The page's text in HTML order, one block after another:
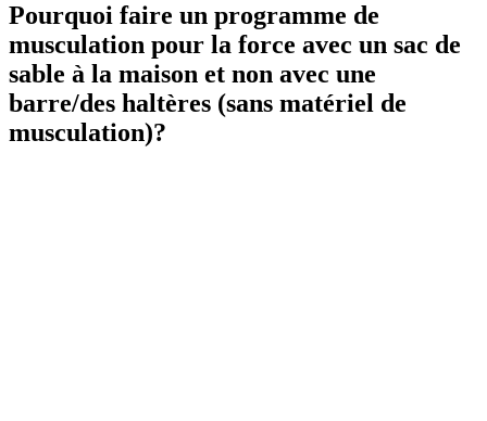
Pourquoi faire un programme de
musculation pour la force avec un sac de
sable à la maison et non avec une
barre/des haltères (sans matériel de
musculation)?